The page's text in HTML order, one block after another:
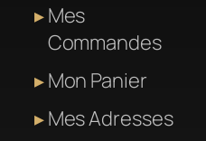
Mes
Commandes
Mon Panier
Mes Adresses